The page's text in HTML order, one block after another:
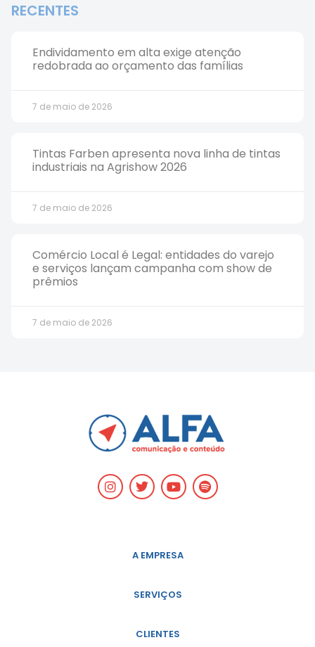
RECENTES
Endividamento em alta exige atenção
redobrada ao orçamento das famílias
7 de maio de 2026
Tintas Farben apresenta nova linha de tintas
industriais na Agrishow 2026
7 de maio de 2026
Comércio Local é Legal: entidades do varejo
e serviços lançam campanha com show de
prêmios
7 de maio de 2026
A EMPRESA
SERVIÇOS
CLIENTES